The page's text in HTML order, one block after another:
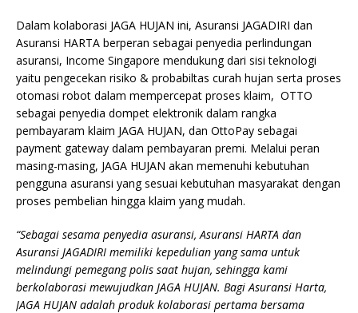
Dalam kolaborasi JAGA HUJAN ini, Asuransi JAGADIRI dan
Asuransi HARTA berperan sebagai penyedia perlindungan
asuransi, Income Singapore mendukung dari sisi teknologi
yaitu pengecekan risiko & probabiltas curah hujan serta proses
otomasi robot dalam mempercepat proses klaim, OTTO
sebagai penyedia dompet elektronik dalam rangka
pembayaram klaim JAGA HUJAN, dan OttoPay sebagai
payment gateway dalam pembayaran premi. Melalui peran
masing-masing, JAGA HUJAN akan memenuhi kebutuhan
pengguna asuransi yang sesuai kebutuhan masyarakat dengan
proses pembelian hingga klaim yang mudah.
“Sebagai sesama penyedia asuransi, Asuransi HARTA dan
Asuransi JAGADIRI memiliki kepedulian yang sama untuk
melindungi pemegang polis saat hujan, sehingga kami
berkolaborasi mewujudkan JAGA HUJAN. Bagi Asuransi Harta,
JAGA HUJAN adalah produk kolaborasi pertama bersama